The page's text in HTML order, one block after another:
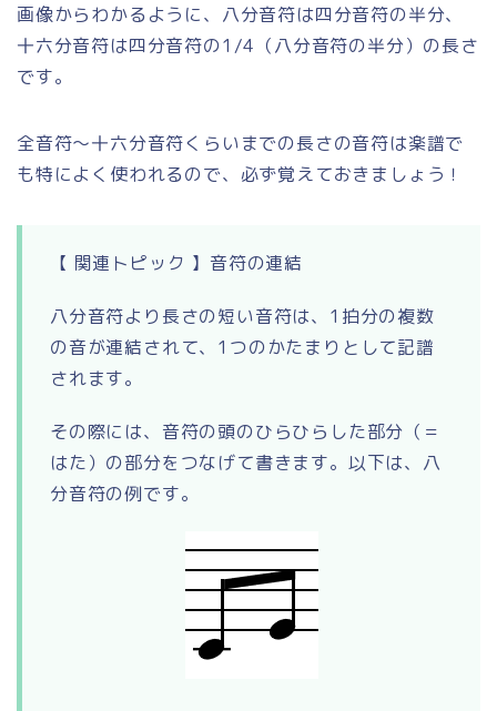
画像からわかるように、八分音符は四分音符の半分、
十六分音符は四分音符の1/4（八分音符の半分）の長さ
です。
全音符～十六分音符くらいまでの長さの音符は楽譜で
も特によく使われるので、必ず覚えておきましょう！
【 関連トピック 】音符の連結
八分音符より長さの短い音符は、1拍分の複数
の音が連結されて、1つのかたまりとして記譜
されます。
その際には、音符の頭のひらひらした部分（＝
はた）の部分をつなげて書きます。以下は、八
分音符の例です。